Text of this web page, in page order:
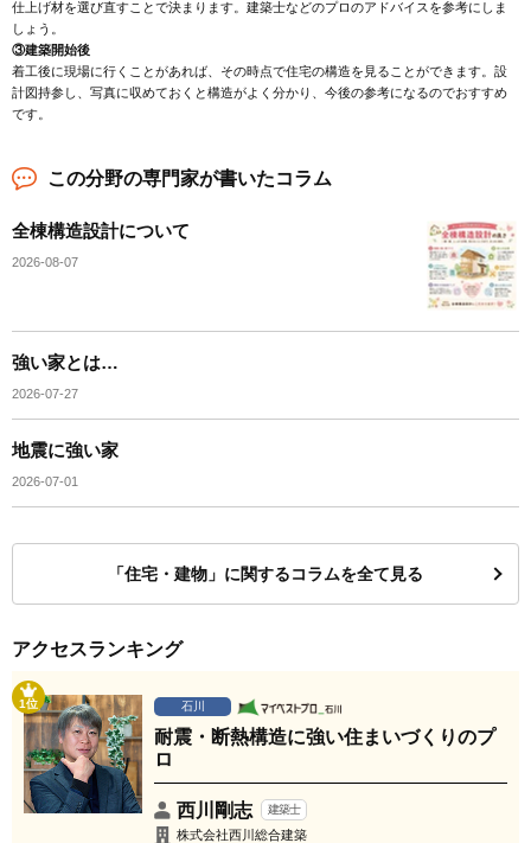
仕上げ材を選び直すことで決まります。建築士などのプロのアドバイスを参考にしま
しょう。
③建築開始後
着工後に現場に行くことがあれば、その時点で住宅の構造を見ることができます。設
計図持参し、写真に収めておくと構造がよく分かり、今後の参考になるのでおすすめ
です。
この分野の専門家が書いたコラム
全棟構造設計について
2026-08-07
強い家とは…
2026-07-27
地震に強い家
2026-07-01
「住宅・建物」に関するコラムを全て見る
アクセスランキング
1位 石川
耐震・断熱構造に強い住まいづくりのプ
ロ
西川剛志 建築士
株式会社西川総合建築